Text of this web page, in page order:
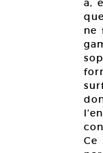
ne
Ce